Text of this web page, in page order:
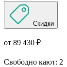
Скидки
от 89 430 ₽
Свободно кают: 2